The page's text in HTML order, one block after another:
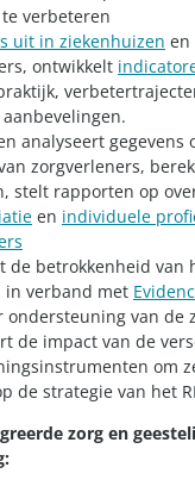
verbeteren
uit in ziekenhuizen en
ontwikkelt
analyseert gegevens
zorgverleners,
stelt rapporten op
en individuele
de betrokkenheid van
in verband met
ondersteuning van de
de impact van de
om
de strategie van het
zorg en